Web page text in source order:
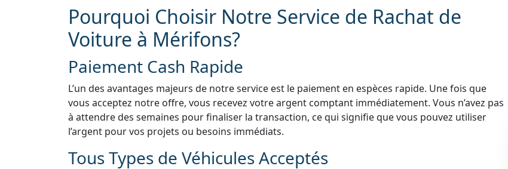
Pourquoi Choisir Notre Service de Rachat de
Voiture à Mérifons?
Paiement Cash Rapide
L’un des avantages majeurs de notre service est le paiement en espèces rapide. Une fois que
vous acceptez notre offre, vous recevez votre argent comptant immédiatement. Vous n’avez pas
à attendre des semaines pour finaliser la transaction, ce qui signifie que vous pouvez utiliser
l’argent pour vos projets ou besoins immédiats.
Tous Types de Véhicules Acceptés